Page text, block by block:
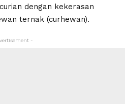
dengan kekerasan
ternak (curhewan).
-